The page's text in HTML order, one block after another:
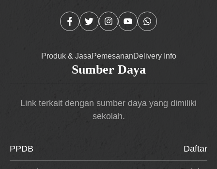
Produk & JasaPemesananDelivery Info
Sumber Daya
Link terkait dengan sumber daya yang dimiliki
sekolah.
PPDB Daftar